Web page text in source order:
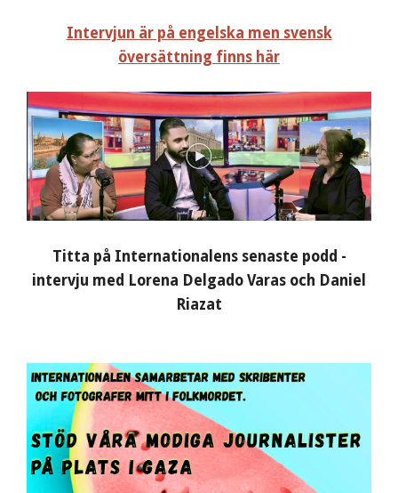
Intervjun är på engelska men svensk
översättning finns här
Titta på Internationalens senaste podd -
intervju med Lorena Delgado Varas och Daniel
Riazat